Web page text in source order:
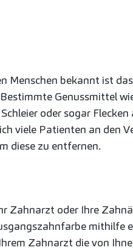
Menschen bekannt ist das
Genussmittel
oder sogar
viele Patienten an den
diese zu entfernen.
Zahnarzt oder Ihre
mithilfe
Zahnarzt die von